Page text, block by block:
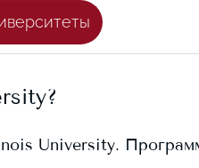
?
University.